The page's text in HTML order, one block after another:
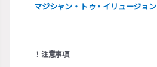
マジシャン・トゥ・イリュージョン
！注意事項